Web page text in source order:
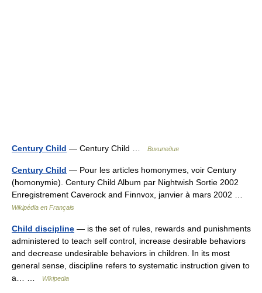
Century Child — Century Child … Википедия
Century Child — Pour les articles homonymes, voir Century
(homonymie). Century Child Album par Nightwish Sortie 2002
Enregistrement Caverock and Finnvox, janvier à mars 2002 …
Wikipédia en Français
Child discipline — is the set of rules, rewards and punishments
administered to teach self control, increase desirable behaviors
and decrease undesirable behaviors in children. In its most
general sense, discipline refers to systematic instruction given to
a… …
Wikipedia